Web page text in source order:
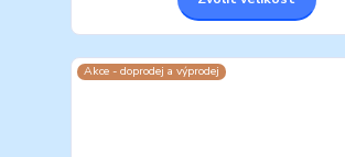
Akce - doprodej a výprodej